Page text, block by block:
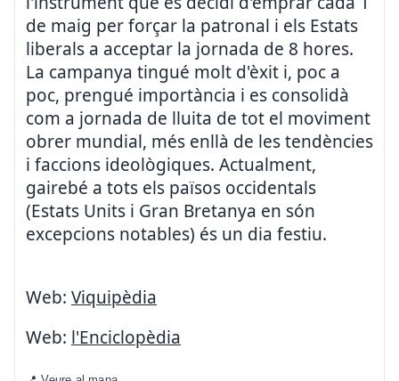
de maig per forçar la patronal i els Estats
liberals a acceptar la jornada de 8 hores.
La campanya tingué molt d'èxit i, poc a
poc, prengué importància i es consolidà
com a jornada de lluita de tot el moviment
obrer mundial, més enllà de les tendències
i faccions ideològiques. Actualment,
gairebé a tots els països occidentals
(Estats Units i Gran Bretanya en són
excepcions notables) és un dia festiu.
Web: Viquipèdia
Web: l'Enciclopèdia